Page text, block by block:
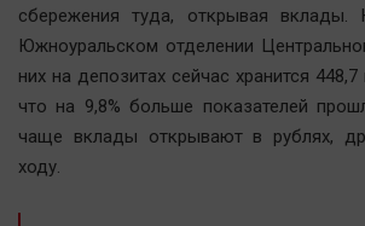
Общество
Политика
Экономика
Происшествия
сбережения туда, открывая вклады.
Южноуральском отделении
них на депозитах сейчас хранится
что на 9,8% больше показателей
чаще вклады открывают в рублях,
ходу.